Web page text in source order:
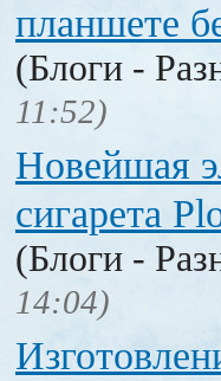
планшете
(Блоги -
11:52)
Новейшая
сигарета
(Блоги -
14:04)